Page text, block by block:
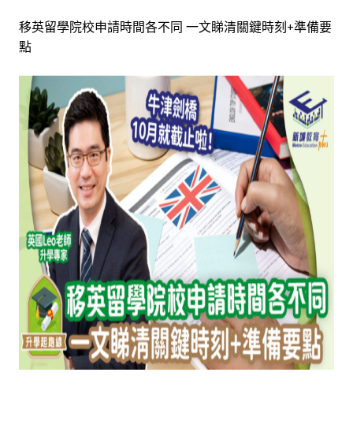
移英留學院校申請時間各不同 一文睇清關鍵時刻+準備要
點